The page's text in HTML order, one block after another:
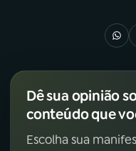
08FESTIVAL DE
ACOMPANHE A RÁDIO
Dê sua opinião
conteúdo que
Escolha sua